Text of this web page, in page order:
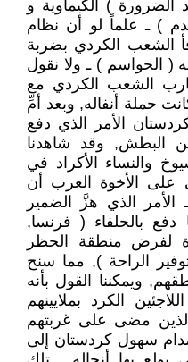
الضرورة ) الكيماوية و
) ـ علماً لو أن نظام
الشعب الكردي بضربة
( الحواسم ) ـ ولا نقول
الشعب الكردي مع
حملة أنفاله, وبعد أمِّ
الأمر الذي دفع
من البطش, وقد شاهدنا
والنساء الأكراد في
على الأخوة العرب أن
الأمر الذي هزَّ الضمير
بالحلفاء ( فرنسا,
لفرض منطقة الحظر
الراحة ), مما سنح
ويمكننا القول بأنه
الكرد بملايينهم
الذين مضى على غربتهم
سهول كردستان إلى